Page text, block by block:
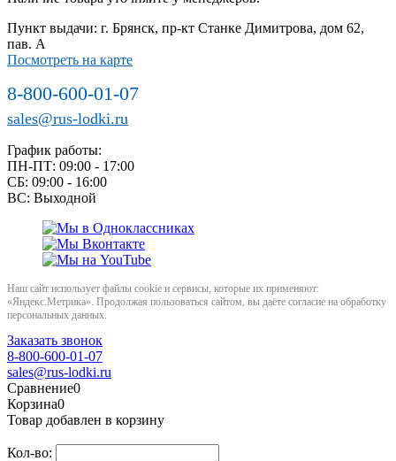
Пункт выдачи: г. Брянск, пр-кт Станке Димитрова, дом 62,
пав. А
Посмотреть на карте
8-800-600-01-07
sales@rus-lodki.ru
График работы:
ПН-ПТ: 09:00 - 17:00
СБ: 09:00 - 16:00
ВС: Выходной
Наш сайт использует файлы cookie и сервисы, которые их применяют:
«Яндекс.Метрика». Продолжая пользоваться сайтом, вы даёте согласие на обработку
персональных данных.
Заказать звонок
8-800-600-01-07
sales@rus-lodki.ru
Сравнение0
Корзина0
Товар добавлен в корзину
Кол-во: